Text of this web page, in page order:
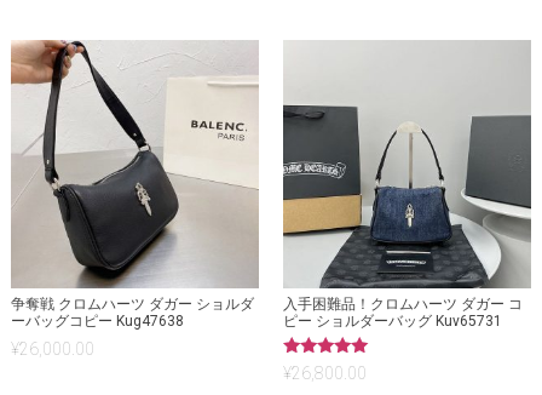
争奪戦 クロムハーツ ダガー ショルダ
ーバッグコピー Kug47638
¥26,000.00
入手困難品！クロムハーツ ダガー コ
ピー ショルダーバッグ Kuv65731
5段階中
5.00
¥26,800.00